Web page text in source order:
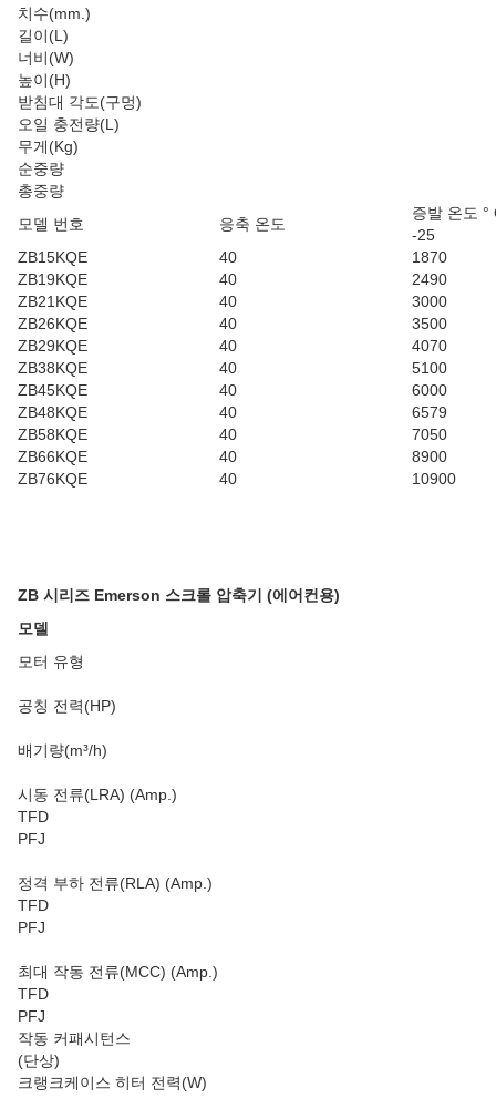
치수(mm.)
길이(L)
너비(W)
높이(H)
받침대 각도(구멍)
오일 충전량(L)
무게(Kg)
순중량
총중량
모델 번호
응축 온도
증발 온도
-25
ZB15KQE
40
1870
ZB19KQE
40
2490
ZB21KQE
40
3000
ZB26KQE
40
3500
ZB29KQE
40
4070
ZB38KQE
40
5100
ZB45KQE
40
6000
ZB48KQE
40
6579
ZB58KQE
40
7050
ZB66KQE
40
8900
ZB76KQE
40 10900
ZB 시리즈 Emerson 스크롤 압축기 (에어컨용)
모델
모터 유형
공칭 전력(HP)
배기량(m³/h)
시동 전류(LRA) (Amp.)
TFD
PFJ
정격 부하 전류(RLA) (Amp.)
TFD
PFJ
최대 작동 전류(MCC) (Amp.)
TFD
PFJ
작동 커패시턴스
(단상)
크랭크케이스 히터 전력(W)